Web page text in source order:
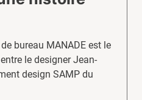
bureau MANADE est le
le designer Jean-
design SAMP du